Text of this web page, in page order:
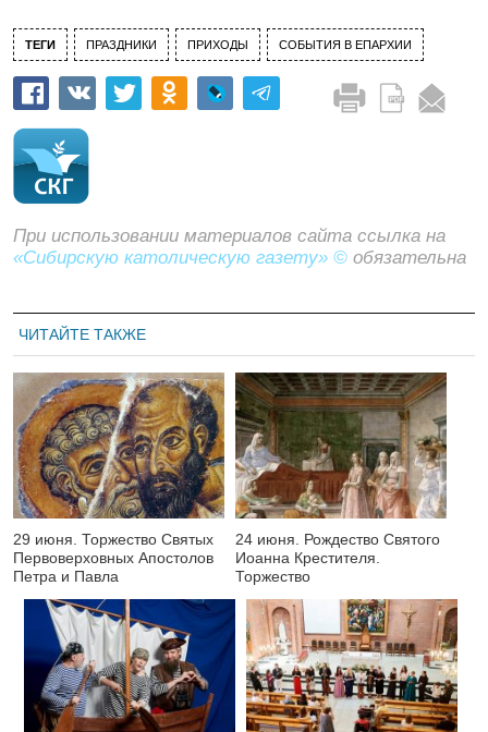
ТЕГИ ПРАЗДНИКИ ПРИХОДЫ СОБЫТИЯ В ЕПАРХИИ
При использовании материалов сайта ссылка на
«Сибирскую католическую газету» © обязательна
ЧИТАЙТЕ ТАКЖЕ
29 июня. Торжество Святых
Первоверховных Апостолов
Петра и Павла
24 июня. Рождество Святого
Иоанна Крестителя.
Торжество